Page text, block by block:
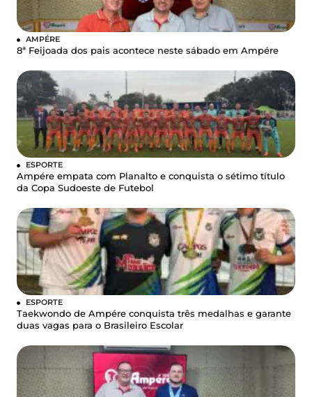
AMPÉRE
8ª Feijoada dos pais acontece neste sábado em Ampére
ESPORTE
Ampére empata com Planalto e conquista o sétimo título
da Copa Sudoeste de Futebol
ESPORTE
Taekwondo de Ampére conquista três medalhas e garante
duas vagas para o Brasileiro Escolar